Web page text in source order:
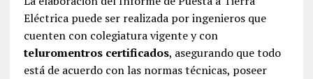
Eléctrica puede ser realizada por ingenieros que
cuenten con colegiatura vigente y con
teluromentros certificados, asegurando que todo
está de acuerdo con las normas técnicas, poseer